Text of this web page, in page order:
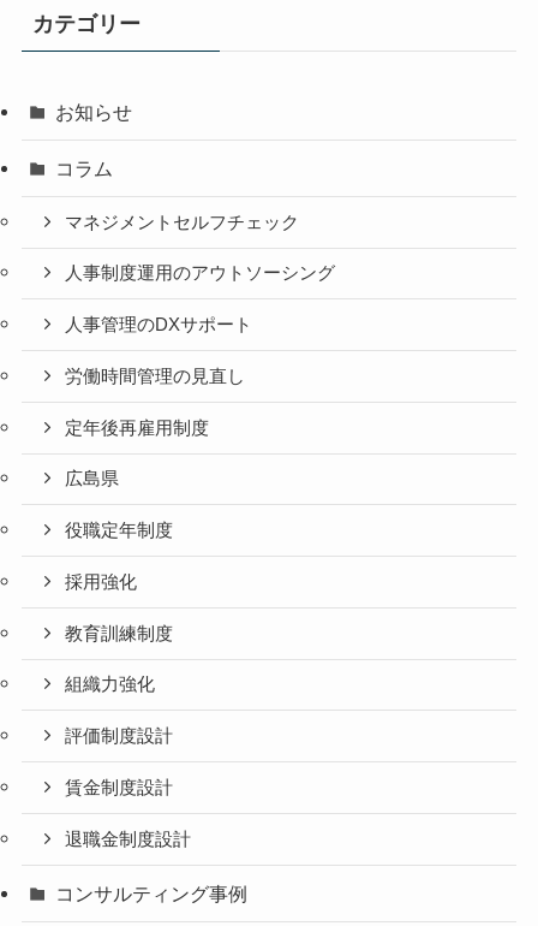
カテゴリー
お知らせ
コラム
マネジメントセルフチェック
人事制度運用のアウトソーシング
人事管理のDXサポート
労働時間管理の見直し
定年後再雇用制度
広島県
役職定年制度
採用強化
教育訓練制度
組織力強化
評価制度設計
賃金制度設計
退職金制度設計
コンサルティング事例